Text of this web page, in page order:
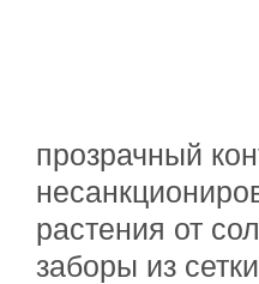
прозрачный
растения от
заборы из